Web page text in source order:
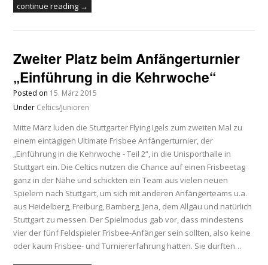
continue reading →
Zweiter Platz beim Anfängerturnier
„Einführung in die Kehrwoche“
Posted on 15. März 2015
Under Celtics/Junioren
Mitte März luden die Stuttgarter Flying Igels zum zweiten Mal zu
einem eintägigen Ultimate Frisbee Anfängerturnier, der
„Einführung in die Kehrwoche - Teil 2“, in die Unisporthalle in
Stuttgart ein. Die Celtics nutzen die Chance auf einen Frisbeetag
ganz in der Nähe und schickten ein Team aus vielen neuen
Spielern nach Stuttgart, um sich mit anderen Anfängerteams u.a.
aus Heidelberg, Freiburg, Bamberg, Jena, dem Allgäu und natürlich
Stuttgart zu messen. Der Spielmodus gab vor, dass mindestens
vier der fünf Feldspieler Frisbee-Anfänger sein sollten, also keine
oder kaum Frisbee- und Turniererfahrung hatten. Sie durften…